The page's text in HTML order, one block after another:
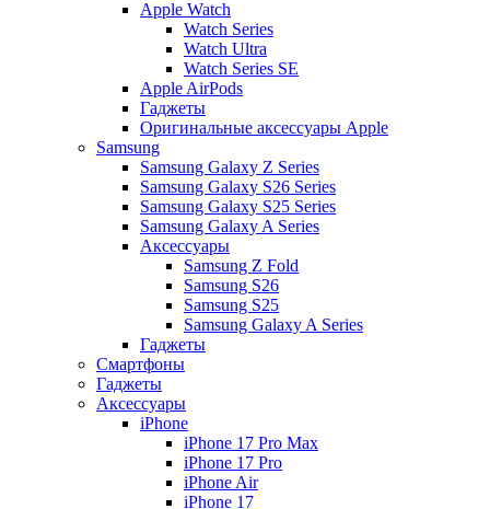
Apple Watch
Watch Series
Watch Ultra
Watch Series SE
Apple AirPods
Гаджеты
Оригинальные аксессуары Apple
Samsung
Samsung Galaxy Z Series
Samsung Galaxy S26 Series
Samsung Galaxy S25 Series
Samsung Galaxy A Series
Аксессуары
Samsung Z Fold
Samsung S26
Samsung S25
Samsung Galaxy A Series
Гаджеты
Смартфоны
Гаджеты
Аксессуары
iPhone
iPhone 17 Pro Max
iPhone 17 Pro
iPhone Air
iPhone 17